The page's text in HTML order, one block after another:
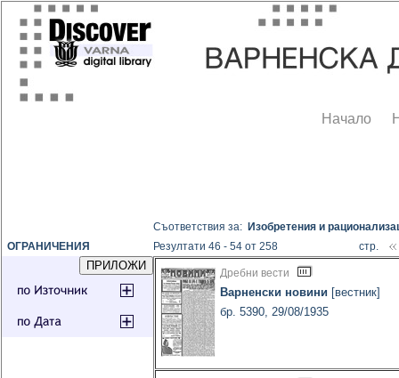
Начало
ОГРАНИЧЕНИЯ
Съответствия за: Изобретения и
Резултати 46 - 54 от 258
стр.
Дребни вести
Варненски новини [вестник]
бр. 5390, 29/08/1935